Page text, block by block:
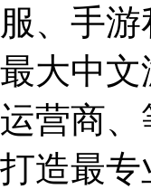
、手
大中
营商
造最